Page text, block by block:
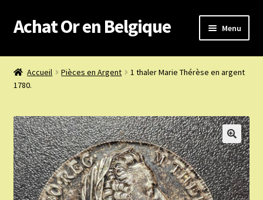
Aller
à
navigation
Aller
au
Achat Or en Belgique Menu
Achat or en Belgique
Boutique or et argent
Confidentialité
Heures d’ouverture
Accueil Pièces en Argent
1 thaler Marie Thérèse en argent
1780.